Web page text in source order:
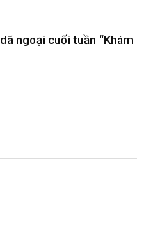
ngoại cuối tuần “Khám